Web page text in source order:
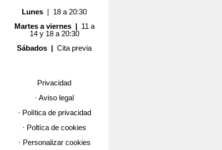
Lunes | 18 a 20:30
Martes a viernes | 11 a
14 y 18 a 20:30
Sábados |Cita previa
Privacidad
· Aviso legal
· Política de privacidad
· Poltíca de cookies
· Personalizar cookies